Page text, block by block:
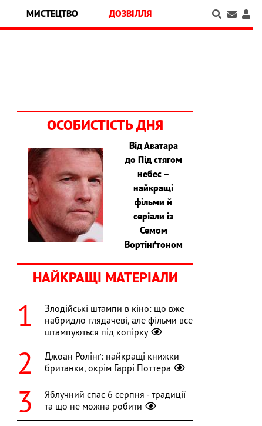
МИСТЕЦТВО ДОЗВІЛЛЯ
ОСОБИСТІСТЬ ДНЯ
Від Аватара
до Під стягом
небес –
найкращі
фільми й
серіали із
Семом
Вортінґтоном
НАЙКРАЩІ МАТЕРІАЛИ
Злодійські штампи в кіно: що вже
набридло глядачеві, але фільми все
штампуються під копірку
Джоан Ролінґ: найкращі книжки
британки, окрім Гаррі Поттера
Яблучний спас 6 серпня - традиції
та що не можна робити